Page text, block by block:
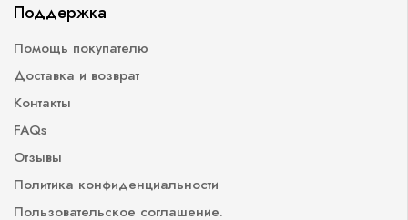
Поддержка
Помощь покупателю
Доставка и возврат
Контакты
FAQs
Отзывы
Политика конфиденциальности
Пользовательское соглашение.